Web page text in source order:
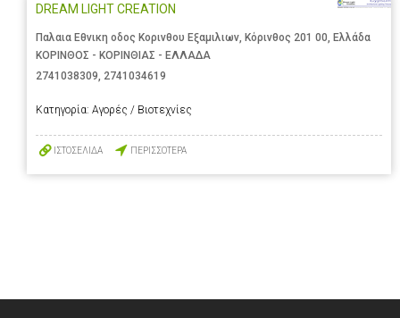
DREAM LIGHT CREATION
Παλαια Εθνικη οδος Κορινθου Εξαμιλιων, Κόρινθος 201 00, Ελλάδα
ΚΟΡΙΝΘΟΣ - ΚΟΡΙΝΘΙΑΣ - ΕΛΛΑΔΑ
2741038309 2741034619
Κατηγορία: Αγορές / Βιοτεχνίες
ΙΣΤΟΣΕΛΙΔΑ ΠΕΡΙΣΣΟΤΕΡΑ